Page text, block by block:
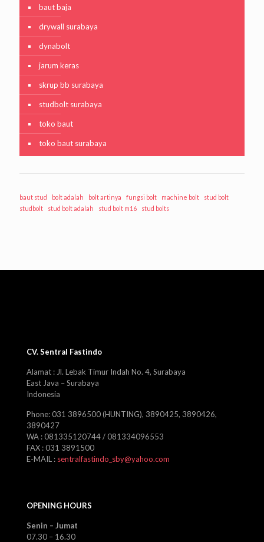
baut baja
drywall surabaya
dynabolt
jarum keras
skrup bb surabaya
studbolt surabaya
toko baut
toko baut surabaya
baut stud bolt adalah bolt artinya fungsi bolt machine bolt
stud bolt
studbolt
stud bolt adalah stud bolt m16 stud bolts
CV. Sentral Fastindo
Alamat : Jl. Lebak Timur Indah No. 4, Surabaya
East Java – Surabaya
Indonesia
Phone: 031 3896500 (HUNTING), 3890425, 3890426,
3890427
WA : 081335120744 / 081334096553
FAX : 031 3891500
E-MAIL : sentralfastindo_sby@yahoo.com
OPENING HOURS
Senin – Jumat
07.30 – 16.30